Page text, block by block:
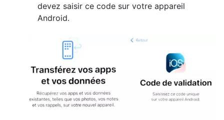
devez saisir ce code sur votre appareil
Android.